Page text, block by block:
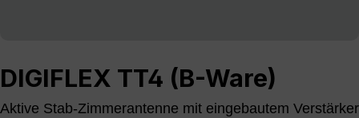
DIGIFLEX TT4 (B-Ware)
Aktive Stab-Zimmerantenne mit eingebautem Verstärker